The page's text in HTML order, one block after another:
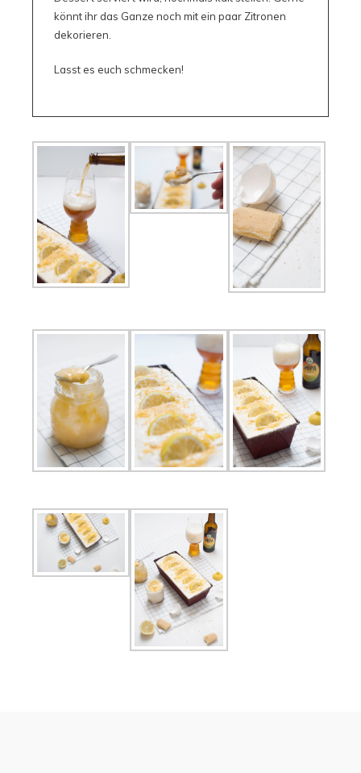
könnt ihr das Ganze noch mit ein paar Zitronen
dekorieren.
Lasst es euch schmecken!